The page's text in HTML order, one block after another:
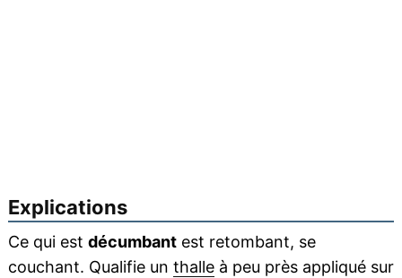
Explications
Ce qui est décumbantest retombant, se
couchant. Qualifie un thalleà peu près appliqué sur